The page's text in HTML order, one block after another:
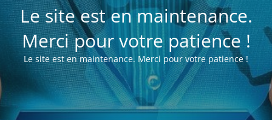
Le site est en maintenance.
Merci pour votre patience !
Le site est en maintenance. Merci pour votre patience !